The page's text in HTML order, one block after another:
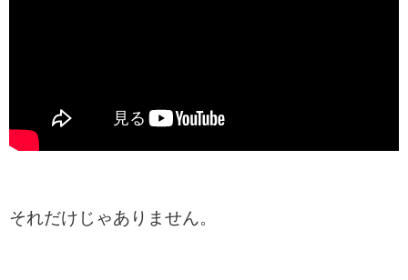
それだけじゃありません。